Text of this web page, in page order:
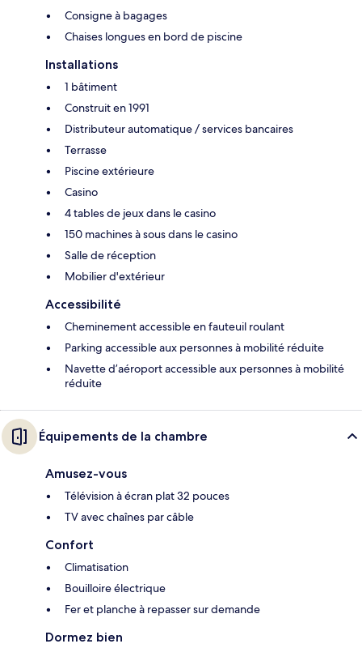
Consigne à bagages
Chaises longues en bord de piscine
Installations
1 bâtiment
Construit en 1991
Distributeur automatique / services bancaires
Terrasse
Piscine extérieure
Casino
4 tables de jeux dans le casino
150 machines à sous dans le casino
Salle de réception
Mobilier d'extérieur
Accessibilité
Cheminement accessible en fauteuil roulant
Parking accessible aux personnes à mobilité réduite
Navette d’aéroport accessible aux personnes à mobilité
réduite
Équipements de la chambre
Amusez-vous
Télévision à écran plat 32 pouces
TV avec chaînes par câble
Confort
Climatisation
Bouilloire électrique
Fer et planche à repasser sur demande
Dormez bien